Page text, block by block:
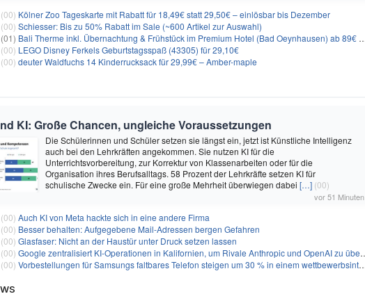
(00) Kölner Zoo Tageskarte mit Rabatt für 18,49€ statt 29,50€ – einlösbar bis Dezember
(00) Schiesser: Bis zu 50% Rabatt im Sale (~600 Artikel zur Auswahl)
(01) Bali Therme inkl. Übernachtung & Frühstück im Premium Hotel (Bad Oeynhausen) ab 89€ p.P.
(00) LEGO Disney Ferkels Geburtstagsspaß (43305) für 29,10€
(00) deuter Waldfuchs 14 Kinderrucksack für 29,99€ – Amber-maple
KI: Große Chancen, ungleiche Voraussetzungen
Die Schülerinnen und Schüler setzen sie längst ein, jetzt ist Künstliche Intelligenz
auch bei den Lehrkräften angekommen. Sie nutzen KI für die
Unterrichtsvorbereitung, zur Korrektur von Klassenarbeiten oder für die
Organisation ihres Berufsalltags. 58 Prozent der Lehrkräfte setzen KI für
schulische Zwecke ein. Für eine große Mehrheit überwiegen dabei […] (00)
vor 51 Minuten
(00) Auch KI von Meta hackte sich in eine andere Firma
(00) Besser behalten: Aufgegebene Mail-Adressen bergen Gefahren
(00) Glasfaser: Nicht an der Haustür unter Druck setzen lassen
(00) Google zentralisiert KI-Operationen in Kalifornien, um Rivale Anthropic und OpenAI zu überholen
(00) Vorbestellungen für Samsungs faltbares Telefon steigen um 30 % in einem wettbewerbsintensiven Markt